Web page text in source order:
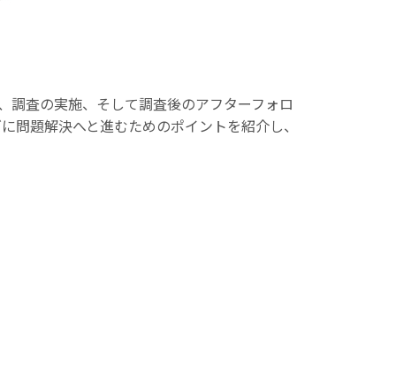
査の実施、そして調査後のアフターフォロ
題解決へと進むためのポイントを紹介し、